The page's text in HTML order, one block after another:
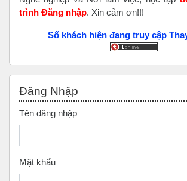
trình Đăng nhập. Xin cảm ơn!!!
Số khách hiện đang truy cập
Đăng Nhập
Tên đăng nhập
Mật khẩu